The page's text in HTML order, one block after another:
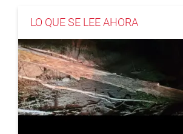
LO QUE SE LEE AHORA